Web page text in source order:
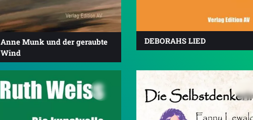
Anne Munk und der geraubte
Wind
DEBORAHS LIED